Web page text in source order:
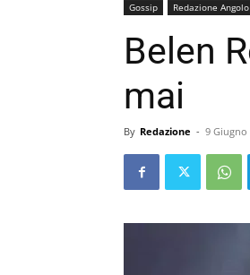
Gossip Redazione Angolo
Belen
mai
By Redazione - 9 Giugno